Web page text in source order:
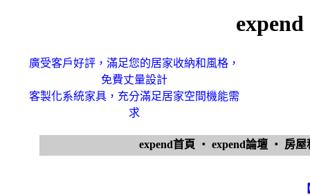
廣受客戶好評，滿足您的居家收納和風格，
免費丈量設計
客製化系統家具，充分滿足居家空間機能需
求
expend首頁 ‧ expend論壇 ‧ 房